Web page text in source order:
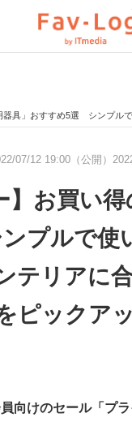
スマホと通信の最新トレ
企業ITのトレンドを詳
IT製品の技術・比較・事
いシーリングライトやインテリアに合わせやすいおしゃ
07/12 19:00（公開）
】お買い得
プルで使
テリアに
ピックア
向けのセール「プ